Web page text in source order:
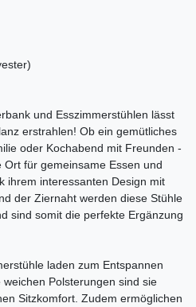
und Esszimmerstühlen lässt
erstrahlen! Ob ein gemütliches
oder Kochabend mit Freunden -
für gemeinsame Essen und
ihrem interessanten Design mit
der Ziernaht werden diese Stühle
sind somit die perfekte Ergänzung
laden zum Entspannen
Polsterungen sind sie
Sitzkomfort. Zudem ermöglichen